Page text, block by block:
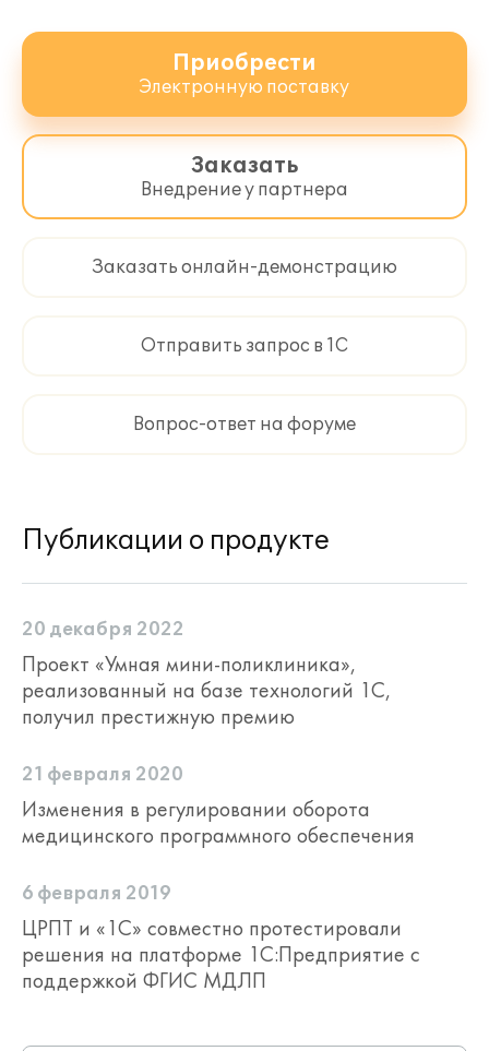
Приобрести
Электронную поставку
Заказать
Внедрение у партнера
Заказать онлайн-демонстрацию
Отправить запрос в 1С
Вопрос-ответ на форуме
Публикации о продукте
20 декабря 2022
Проект «Умная мини-поликлиника»,
реализованный на базе технологий 1С,
получил престижную премию
21 февраля 2020
Изменения в регулировании оборота
медицинского программного обеспечения
6 февраля 2019
ЦРПТ и «1С» совместно протестировали
решения на платформе 1С:Предприятие с
поддержкой ФГИС МДЛП